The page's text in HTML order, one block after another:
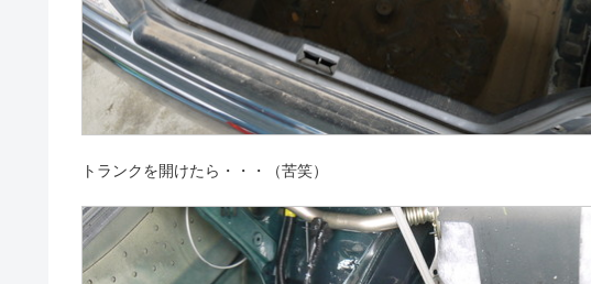
トランクを開けたら・・・（苦笑）